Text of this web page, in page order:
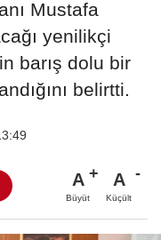
Mustafa
yenilikçi
barış dolu bir
belirtti.
A
Büyüt
A
Küçült